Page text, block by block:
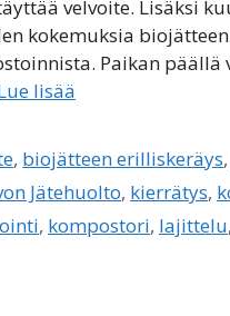
velvoite. Lisäksi
kokemuksia
Paikan päällä
lisää
, biojätteen erilliskeräys,
Jätehuolto, kierrätys,
, kompostori, lajittelu,